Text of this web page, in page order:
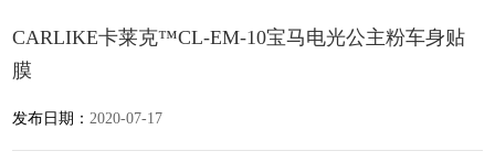
CARLIKE卡莱克™CL-EM-10宝马电光公主粉车身贴
膜
发布日期： 2020-07-17